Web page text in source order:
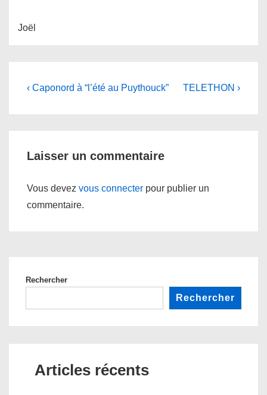
Joël
Navigation
Previous
‹ Caponord à “l’été au Puythouck”
Next
TELETHON ›
Laisser un commentaire
Vous devez vous connecter pour publier un
commentaire.
Rechercher
Rechercher
Articles récents